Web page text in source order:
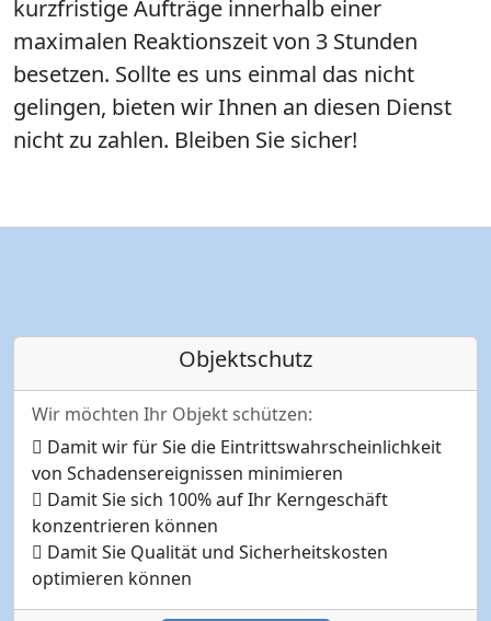
kurzfristige Aufträge innerhalb einer
maximalen Reaktionszeit von 3 Stunden
besetzen. Sollte es uns einmal das nicht
gelingen, bieten wir Ihnen an diesen Dienst
nicht zu zahlen. Bleiben Sie sicher!
Objektschutz
Wir möchten Ihr Objekt schützen:
Damit wir für Sie die Eintrittswahrscheinlichkeit
von Schadensereignissen minimieren
Damit Sie sich 100% auf Ihr Kerngeschäft
konzentrieren können
Damit Sie Qualität und Sicherheitskosten
optimieren können